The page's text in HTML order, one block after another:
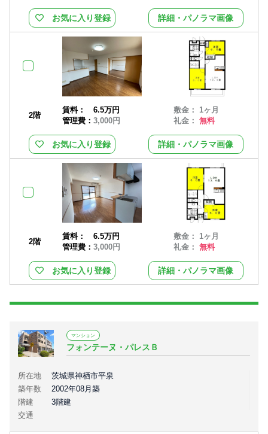
お気に入り登録 詳細・パノラマ画像
2階
賃料：
6.5万円
管理費： 3,000円
敷金： 1ヶ月
礼金：無料
お気に入り登録 詳細・パノラマ画像
2階
賃料：
6.5万円
管理費： 3,000円
敷金： 1ヶ月
礼金：無料
お気に入り登録 詳細・パノラマ画像
マンション
フォンテーヌ・パレスＢ
所在地
茨城県神栖市平泉
築年数
2002年08月築
階建
3階建
交通